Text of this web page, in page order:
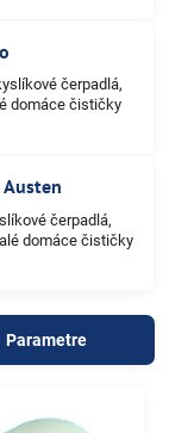
čerpadlá,
domáce čističky
čerpadlá,
domáce čističky
Parametre